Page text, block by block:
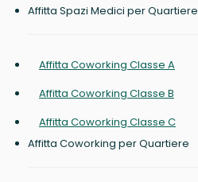
Affitta Spazi Medici per Quartiere
Affitta Coworking Classe A
Affitta Coworking Classe B
Affitta Coworking Classe C
Affitta Coworking per Quartiere